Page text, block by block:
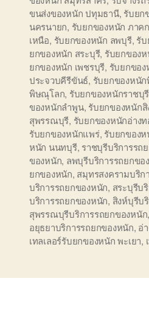
ขนส่งของหนัก ปทุมธานี, รับยก
นครนายก, รับยกของหนัก ภาค
เหนือ, รับยกของหนัก ลพบุรี, รั
ยกของหนัก สระบุรี, รับยกของห
ยกของหนัก เพชรบุรี, รับยกขอ
ประจวบคีรีขันธ์, รับยกของหนั
พิษณุโลก, รับยกของหนักราชบุรี
ของหนักลำพูน, รับยกของหนัก
สุพรรณบุรี, รับยกของหนักอ่างท
รับยกของหนักแพร่, รับยกของ
หนัก นนทบุรี, ราชบุรีบริการรถ
ของหนัก, ลพบุรีบริการรถยกขอ
ยกของหนัก, สมุทรสงครามบริก
บริการรถยกของหนัก, สระบุรีบ
บริการรถยกของหนัก, สิงห์บุรีบ
สุพรรณบุรีบริการรถยกของหนัก,
อยุธยาบริการรถยกของหนัก, อ่
เทลเลอร์รับยกของหนัก พะเยา,